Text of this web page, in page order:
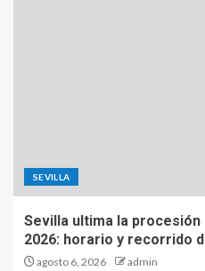
SEVILLA
Sevilla ultima la procesión
2026: horario y recorrido
agosto 6, 2026 admin